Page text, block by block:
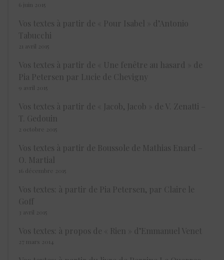
6 juin 2015
Vos textes à partir de « Pour Isabel » d’Antonio
Tabucchi
21 avril 2015
Vos textes à partir de « Une fenêtre au hasard » de
Pia Petersen par Lucie de Chevigny
9 avril 2015
Vos textes à partir de « Jacob, Jacob » de V. Zenatti –
T. Gedouin
2 octobre 2015
Vos textes à partir de Boussole de Mathias Enard –
O. Martial
16 décembre 2015
Vos textes: à partir de Pia Petersen, par Claire le
Goff
3 avril 2015
Vos textes: à propos de « Rien » d’Emmanuel Venet
27 mars 2014